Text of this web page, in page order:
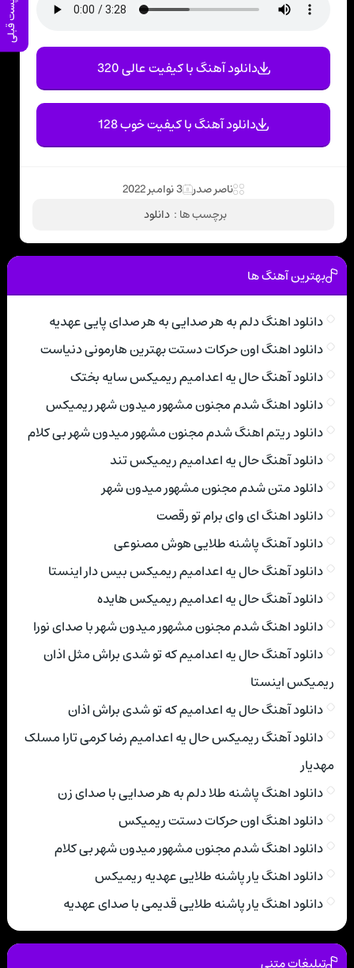
پست قبلی
دانلود آهنگ با کیفیت عالی 320
دانلود آهنگ با کیفیت خوب 128
ناصر صدر 3 نوامبر 2022
برچسب ها : دانلود
بهترین آهنگ ها
دانلود اهنگ دلم به هر صدایی به هر صدای پایی عهدیه
دانلود اهنگ اون حرکات دستت بهترین هارمونی دنیاست
دانلود آهنگ حال یه اعدامیم ریمیکس سایه بختک
دانلود اهنگ شدم مجنون مشهور میدون شهر ریمیکس
دانلود ریتم اهنگ شدم مجنون مشهور میدون شهر بی کلام
دانلود آهنگ حال یه اعدامیم ریمیکس تند
دانلود متن شدم مجنون مشهور میدون شهر
دانلود اهنگ ای وای برام تو رقصت
دانلود آهنگ پاشنه طلایی هوش مصنوعی
دانلود آهنگ حال یه اعدامیم ریمیکس بیس دار اینستا
دانلود آهنگ حال یه اعدامیم ریمیکس هایده
دانلود اهنگ شدم مجنون مشهور میدون شهر با صدای نورا
دانلود آهنگ حال یه اعدامیم که تو شدی براش مثل اذان
ریمیکس اینستا
دانلود آهنگ حال یه اعدامیم که تو شدی براش اذان
دانلود آهنگ ریمیکس حال یه اعدامیم رضا کرمی تارا مسلک
مهدیار
دانلود اهنگ پاشنه طلا دلم به هر صدایی با صدای زن
دانلود اهنگ اون حرکات دستت ریمیکس
دانلود اهنگ شدم مجنون مشهور میدون شهر بی کلام
دانلود اهنگ یار پاشنه طلایی عهدیه ریمیکس
دانلود اهنگ یار پاشنه طلایی قدیمی با صدای عهدیه
تبلیغات متنی